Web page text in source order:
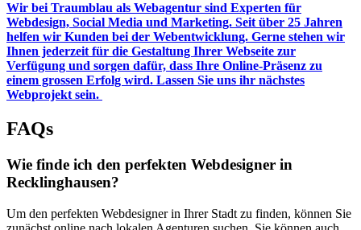
Wir bei Traumblau als Webagentur sind Experten für
Webdesign, Social Media und Marketing. Seit über 25 Jahren
helfen wir Kunden bei der Webentwicklung. Gerne stehen wir
Ihnen jederzeit für die Gestaltung Ihrer Webseite zur
Verfügung und sorgen dafür, dass Ihre Online-Präsenz zu
einem grossen Erfolg wird. Lassen Sie uns ihr nächstes
Webprojekt sein.
FAQs
Wie finde ich den perfekten Webdesigner in
Recklinghausen?
Um den perfekten Webdesigner in Ihrer Stadt zu finden, können Sie